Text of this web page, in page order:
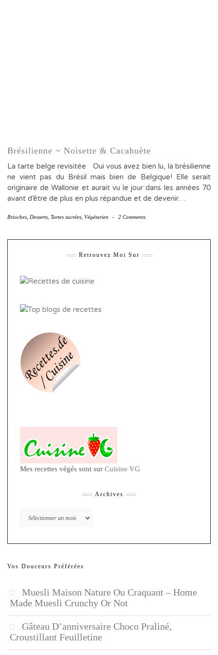
Brésilienne ~ Noisette & Cacahuète
La tarte belge revisitée Oui vous avez bien lu, la brésilienne
ne vient pas du Brésil mais bien de Belgique! Elle serait
originaire de Wallonie et aurait vu le jour dans les années 70
avant d’être de plus en plus répandue et de devenir…
Brioches Desserts Tartes sucrées Végétarien - 2 Comments
Retrouvez Moi Sur
Mes recettes végés sont sur Cuisine VG
Archives
Archives
Vos Douceurs Préférées
Muesli Maison Nature Ou Craquant – Home
Made Muesli Crunchy Or Not
Gâteau D’anniversaire Choco Praliné,
Croustillant Feuilletine